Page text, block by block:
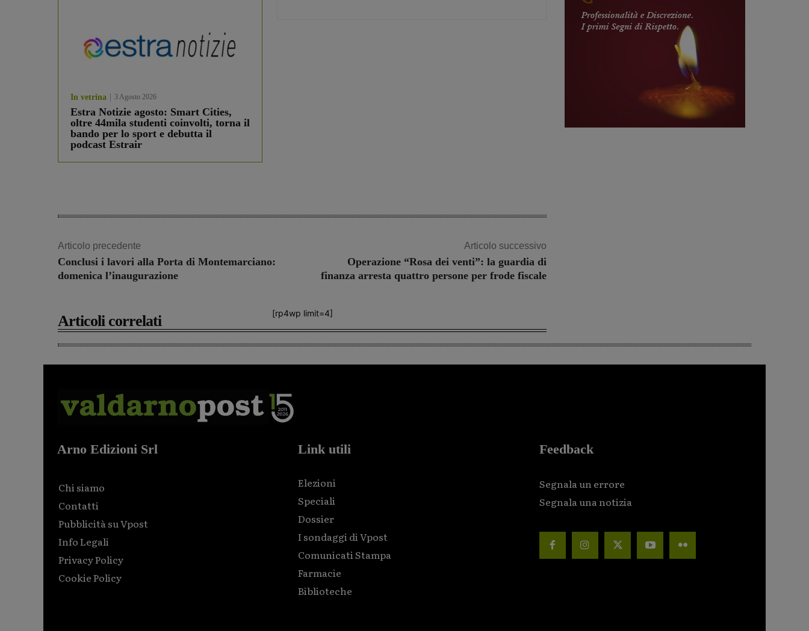
In vetrina 3 Agosto 2026
Estra Notizie agosto: Smart Cities,
oltre 44mila studenti coinvolti, torna il
bando per lo sport e debutta il
podcast Estrair
Articolo precedente
Conclusi i lavori alla Porta di Montemarciano:
domenica l’inaugurazione
Articolo successivo
Operazione “Rosa dei venti”: la guardia di
finanza arresta quattro persone per frode fiscale
[rp4wp limit=4]
Articoli correlati
Arno Edizioni Srl
Chi siamo
Contatti
Pubblicità su Vpost
Info Legali
Privacy Policy
Cookie Policy
Link utili
Elezioni
Speciali
Dossier
I sondaggi di Vpost
Comunicati Stampa
Farmacie
Biblioteche
Feedback
Segnala un errore
Segnala una notizia